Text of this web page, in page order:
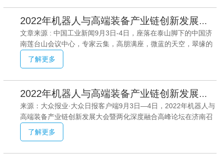
少企业存在智能理念错位的情况，物美价廉是消费理念，不是制
造理念，制造业要追求物美价优（高），企业不能追求物美价
廉。早在2019年，全世界在用工业机器人已达300万台。目前，
中国工业机器人发展情况如何？从现场公布的数据看，2021年，
中国市场工业机器人连续第9年成为全球大的工业机器人消费市
场。
2022年机器人与高端装备产业链创新发展大会暨两化深度融合高峰论坛召开
文章来源 : 中国工业新闻9月3日-4日，座落在泰山脚下的中国济
南莲台山会议中心，专家云集，高朋满座，微蓝的天空，翠缘的
山色，灵动的小草，无不散发着创新的气息，无不饱含着智慧的
声音，无不记载着发展的印迹。乘着工信部、山东省政府共同主
前夕，2022年机器人与高端装备产业链创新发展大会暨两化深度
融合高峰论坛隆重召开。来自协会内德国、法国、美国和京、
津、沪、苏、浙等18个省市的200多家成员代表，济南市工信
局、大众日报、中国工业报、中国建设银行山东省分行领导和媒
体朋友参加会议。山东省政协原副主席李德强出席会议，山东省
工业和信息化厅副厅长、
了解更多
2022年机器人与高端装备产业链创新发展大会召开
来源：大众报业·大众日报客户端9月3日—4日，2022年机器人与
高端装备产业链创新发展大会暨两化深度融合高峰论坛在济南召
开。来自协会内德国、法国、美国和京、津、沪、苏、浙等18个
省市的200多家成员代表参会。与会专家大咖围绕两化深度融
了解更多